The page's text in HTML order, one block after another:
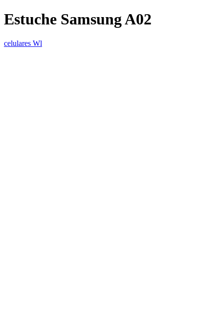
Estuche Samsung A02
celulares Wl